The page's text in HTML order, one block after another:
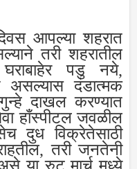
आपल्या शहरात
तरी शहरातील
घराबाहेर पडु नये,
असल्यास दंडात्मक
दाखल करण्यात
हाँस्पीटल जवळील
दुध विक्रेतेसाठी
तरी जनतेनी